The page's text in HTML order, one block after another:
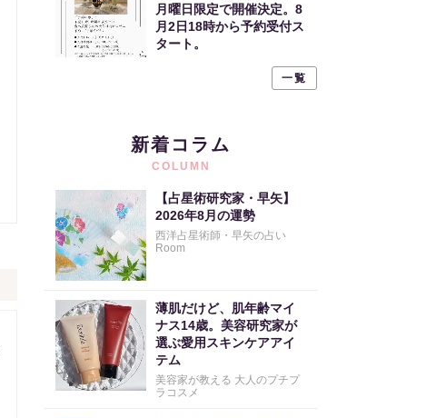
月曜日限定で開催決定。8
月2日18時から予約受付ス
タート。
一覧
新着コラム
COLUMN
【占星術研究家・早矢】
2026年8月の運勢
西洋占星術師・早矢の占い
Room
薄肌だけど、肌年齢マイ
ナス14歳。美容研究家が
選ぶ愛用スキンケアアイ
テム
美容家が教える 大人のプチプ
ラコスメ